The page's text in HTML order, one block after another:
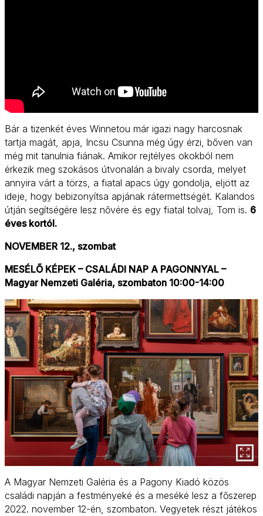
Bár a tizenkét éves Winnetou már igazi nagy harcosnak
tartja magát, apja, Incsu Csunna még úgy érzi, bőven van
még mit tanulnia fiának. Amikor rejtélyes okokból nem
érkezik meg szokásos útvonalán a bivaly csorda, melyet
annyira várt a törzs, a fiatal apacs úgy gondolja, eljött az
ideje, hogy bebizonyítsa apjának rátermettségét. Kalandos
útján segítségére lesz nővére és egy fiatal tolvaj, Tom is. 6
éves kortól.
NOVEMBER 12., szombat
MESÉLŐ KÉPEK – CSALÁDI NAP A PAGONNYAL –
Magyar Nemzeti Galéria, szombaton 10:00-14:00
A Magyar Nemzeti Galéria és a Pagony Kiadó közös
családi napján a festményeké és a meséké lesz a főszerep
2022. november 12-én, szombaton. Vegyetek részt játékos